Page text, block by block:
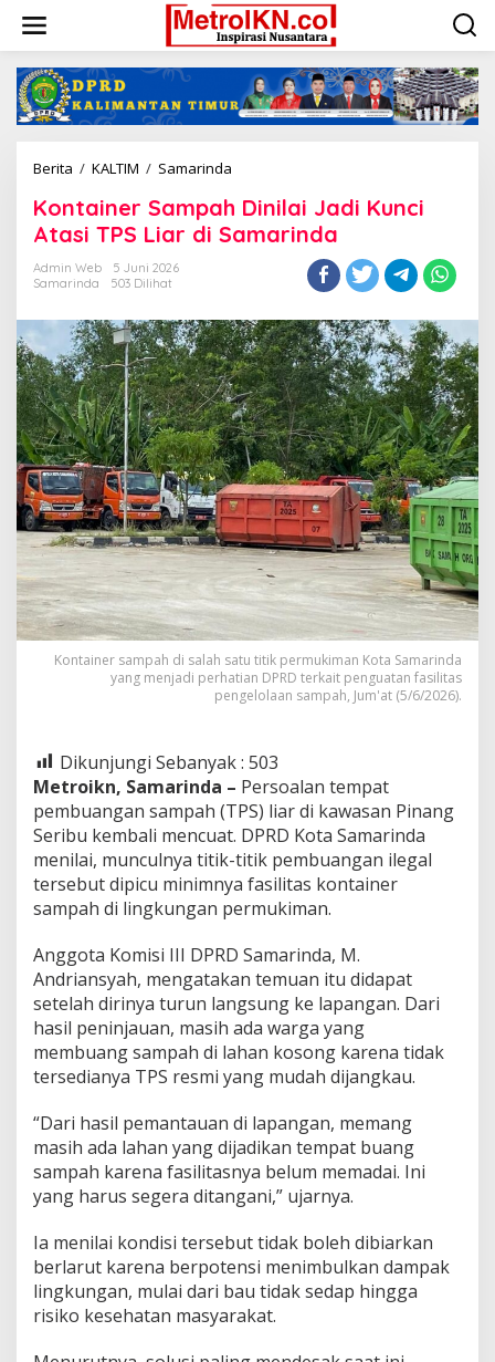
konten
Berita / KALTIM / Samarinda
Dinilai
Jadi
Kunci
di
Samarinda
Kontainer Sampah Dinilai Jadi Kunci
Atasi TPS Liar di Samarinda
Admin Web
5 Juni 2026
Samarinda
503 Dilihat
Kontainer sampah di salah satu titik permukiman Kota Samarinda
yang menjadi perhatian DPRD terkait penguatan fasilitas
pengelolaan sampah, Jum'at (5/6/2026).
Dikunjungi Sebanyak : 503
Metroikn, Samarinda – Persoalan tempat
pembuangan sampah (TPS) liar di kawasan Pinang
Seribu kembali mencuat. DPRD Kota Samarinda
menilai, munculnya titik-titik pembuangan ilegal
tersebut dipicu minimnya fasilitas kontainer
sampah di lingkungan permukiman.
Anggota Komisi III DPRD Samarinda, M.
Andriansyah, mengatakan temuan itu didapat
setelah dirinya turun langsung ke lapangan. Dari
hasil peninjauan, masih ada warga yang
membuang sampah di lahan kosong karena tidak
tersedianya TPS resmi yang mudah dijangkau.
“Dari hasil pemantauan di lapangan, memang
masih ada lahan yang dijadikan tempat buang
sampah karena fasilitasnya belum memadai. Ini
yang harus segera ditangani,” ujarnya.
Ia menilai kondisi tersebut tidak boleh dibiarkan
berlarut karena berpotensi menimbulkan dampak
lingkungan, mulai dari bau tidak sedap hingga
risiko kesehatan masyarakat.